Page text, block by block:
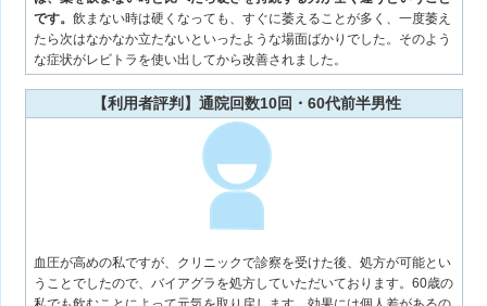
です。飲まない時は硬くなっても、すぐに萎えることが多く、一度萎え
たら次はなかなか立たないといったような場面ばかりでした。そのよう
な症状がレビトラを使い出してから改善されました。
【利用者評判】通院回数10回・60代前半男性
血圧が高めの私ですが、クリニックで診察を受けた後、処方が可能とい
うことでしたので、バイアグラを処方していただいております。60歳の